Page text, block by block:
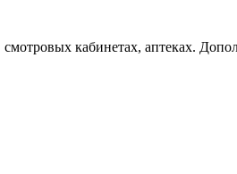
кабинетах, аптеках.